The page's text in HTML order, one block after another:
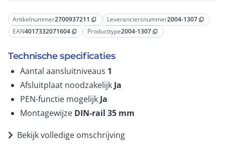
Artikelnummer2700937211 content_copy Leveranciersnummer2004-1307 content_copy
EAN4017332071604 content_copy Producttype2004-1307 content_copy
Technische specificaties
Aantal aansluitniveaus 1
Afsluitplaat noodzakelijk Ja
PEN-functie mogelijk Ja
Montagewijze DIN-rail 35 mm
Bekijk volledige omschrijving